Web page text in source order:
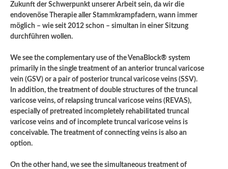
Zukunft der Schwerpunkt unserer Arbeit sein, da wir die
endovenöse Therapie aller Stammkrampfadern, wann immer
möglich – wie seit 2012 schon – simultan in einer Sitzung
durchführen wollen.
We see the complementary use of the VenaBlock® system
primarily in the single treatment of an anterior truncal varicose
vein (GSV) or a pair of posterior truncal varicose veins (SSV).
In addition, the treatment of double structures of the truncal
varicose veins, of relapsing truncal varicose veins (REVAS),
especially of pretreated incompletely rehabilitated truncal
varicose veins and of incomplete truncal varicose veins is
conceivable. The treatment of connecting veins is also an
option.
On the other hand, we see the simultaneous treatment of